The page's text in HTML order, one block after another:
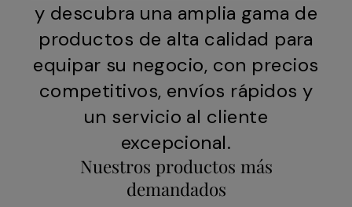
y descubra una amplia gama de
productos de alta calidad para
equipar su negocio, con precios
competitivos, envíos rápidos y
un servicio al cliente
excepcional.
Nuestros productos más
demandados